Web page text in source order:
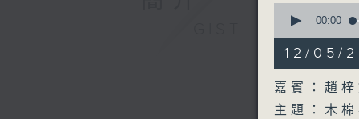
seconds
22
minutes,
18
seconds
90%
00:00
12/05/
嘉賓：趙
主題：木